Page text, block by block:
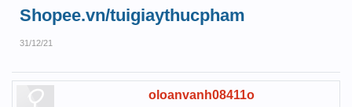
Shopee.vn/tuigiaythucpham
31/12/21
oloanvanh08411o